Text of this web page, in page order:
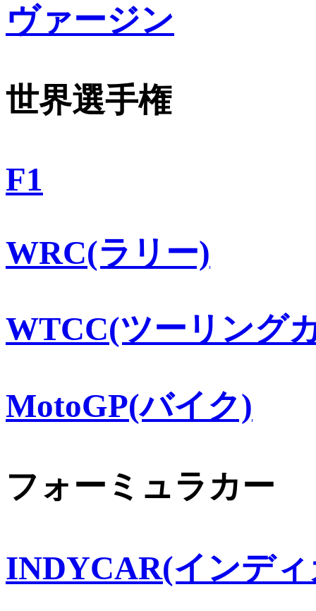
ヴァージン
世界選手権
F1
WRC(ラリー)
WTCC(ツーリング
MotoGP(バイク)
フォーミュラカー
INDYCAR(インデ